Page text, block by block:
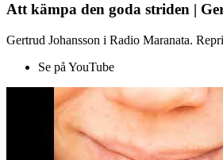
Att kämpa den goda striden |
Gertrud Johansson i Radio Maranata.
Se på YouTube